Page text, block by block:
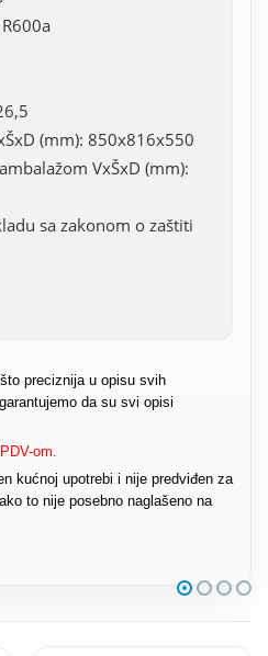
(mm): 850x816x550
VxŠxD (mm):
sa zakonom o zaštiti
preciznija u opisu svih
da su svi opisi
om.
kućnoj upotrebi i nije predviđen za
to nije posebno naglašeno na